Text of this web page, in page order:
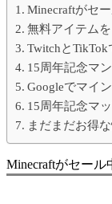
Minecraftがセ
無料アイテム
TwitchとTikTok
15周年記念マ
Googleでマイ
15周年記念マ
まだまだお得
Minecraftがセール